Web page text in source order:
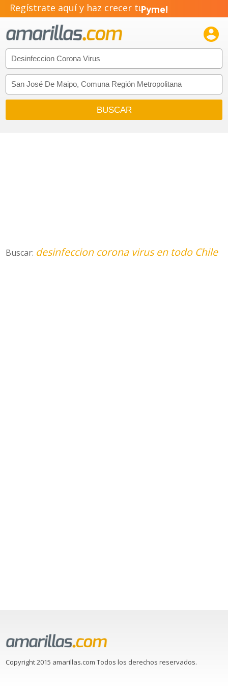
Regístrate aquí y haz crecer tuPyme!
Emprendimiento!

Buscar: desinfeccion corona virus en todo Chile
Copyright 2015 amarillas.com Todos los derechos reservados.